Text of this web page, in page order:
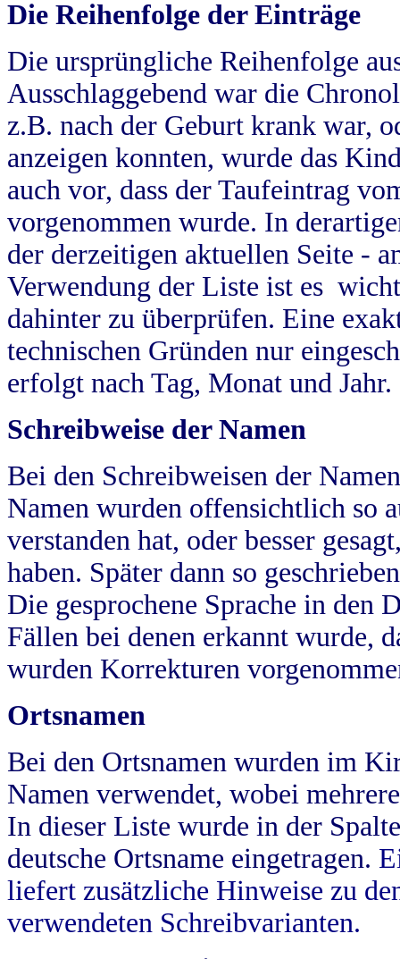
Die Reihenfolge der Einträge
Die ursprüngliche Reihenfolge
Ausschlaggebend war die
z.B. nach der Geburt krank war,
anzeigen konnten, wurde das
auch vor, dass der Taufeintrag
vorgenommen wurde. In
der derzeitigen aktuellen Seite -
Verwendung der Liste ist es
dahinter zu überprüfen. Eine
technischen Gründen nur
erfolgt nach Tag, Monat und Jahr.
Schreibweise der Namen
Bei den Schreibweisen der
Namen wurden offensichtlich so
verstanden hat, oder besser
haben. Später dann so
Die gesprochene Sprache in
Fällen bei denen erkannt wurde,
wurden Korrekturen
Ortsnamen
Bei den Ortsnamen wurden im
Namen verwendet, wobei
In dieser Liste wurde in der
deutsche Ortsname eingetragen.
liefert zusätzliche Hinweise zu
verwendeten Schreibvarianten.